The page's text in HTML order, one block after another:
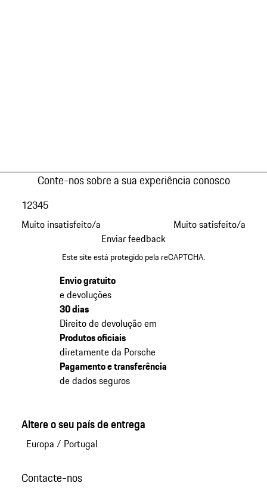
Conte-nos sobre a sua experiência conosco
Muito insatisfeito/a
12345
Muito satisfeito/a
Enviar feedback
Este site está protegido pela reCAPTCHA.
Envio gratuito
e devoluções
30 dias
Direito de devolução em
Produtos oficiais
diretamente da Porsche
Pagamento e transferência
de dados seguros
Altere o seu país de entrega
Europa / Portugal
Contacte-nos